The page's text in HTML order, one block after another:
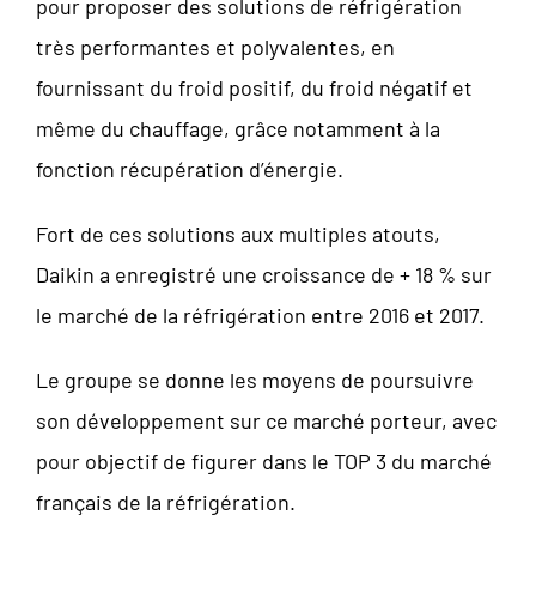
pour proposer des solutions de réfrigération
très performantes et polyvalentes, en
fournissant du froid positif, du froid négatif et
même du chauffage, grâce notamment à la
fonction récupération d’énergie.
Fort de ces solutions aux multiples atouts,
Daikin a enregistré une croissance de + 18 % sur
le marché de la réfrigération entre 2016 et 2017.
Le groupe se donne les moyens de poursuivre
son développement sur ce marché porteur, avec
pour objectif de figurer dans le TOP 3 du marché
français de la réfrigération.